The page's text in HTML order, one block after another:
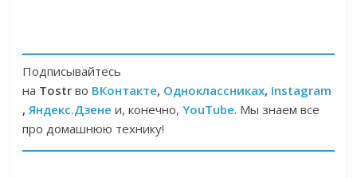
Подписывайтесь
на Tostr во ВКонтакте, Одноклассниках, Instagram
,Яндекс.Дзене и, конечно,YouTube. Мы знаем все
про домашнюю технику!